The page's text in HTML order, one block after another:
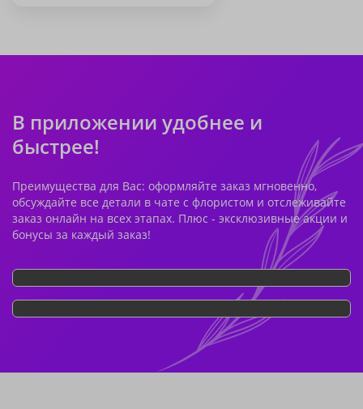
В приложении удобнее и
быстрее!
Преимущества для Вас: оформляйте заказ мгновенно,
обсуждайте все детали в чате с флористом и отслеживайте
заказ онлайн на всех этапах. Плюс - эксклюзивные акции и
бонусы за каждый заказ!